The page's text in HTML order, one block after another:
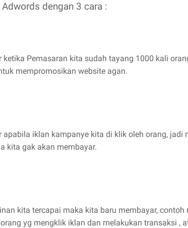
dengan 3 cara :
Pemasaran kita sudah tayang 1000 kali
mempromosikan website agan.
iklan kampanye kita di klik oleh orang, jadi
kita gak akan membayar.
kita tercapai maka kita baru membayar, contoh
yg mengklik iklan dan melakukan transaksi ,